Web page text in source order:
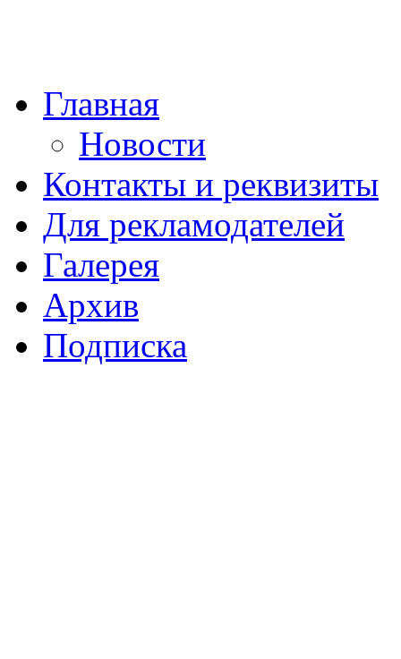
Главная
Новости
Контакты и реквизиты
Для рекламодателей
Галерея
Архив
Подписка